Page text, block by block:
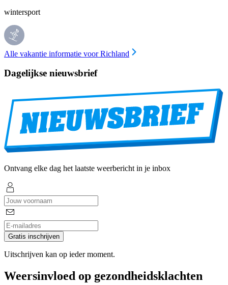
wintersport
Alle vakantie informatie voor Richland
Dagelijkse nieuwsbrief
Ontvang elke dag het laatste weerbericht in je inbox
Gratis inschrijven
Uitschrijven kan op ieder moment.
Weersinvloed op gezondheidsklachten